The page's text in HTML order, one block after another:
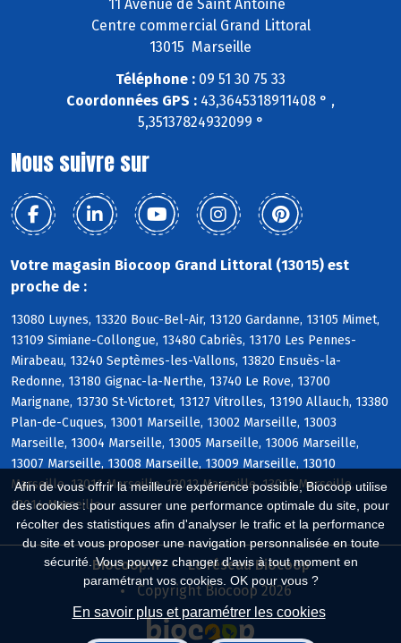
Afin de vous offrir la meilleure expérience possible, Biocoop utilise
des cookies : pour assurer une performance optimale du site, pour
récolter des statistiques afin d'analyser le trafic et la performance
du site et vous proposer une navigation personnalisée en toute
sécurité. Vous pouvez changer d'avis à tout moment en
paramétrant vos cookies. OK pour vous ?
En savoir plus et paramétrer les cookies
11 Avenue de Saint Antoine
Centre commercial Grand Littoral
13015 Marseille
Téléphone : 09 51 30 75 33
Coordonnées GPS : 43,3645318911408 ° ,
5,35137824932099 °
Nous suivre sur
Votre magasin Biocoop Grand Littoral (13015) est
proche de :
13080 Luynes, 13320 Bouc-Bel-Air, 13120 Gardanne, 13105 Mimet,
13109 Simiane-Collongue, 13480 Cabriès, 13170 Les Pennes-
Mirabeau, 13240 Septèmes-les-Vallons, 13820 Ensuès-la-
Redonne, 13180 Gignac-la-Nerthe, 13740 Le Rove, 13700
Marignane, 13730 St-Victoret, 13127 Vitrolles, 13190 Allauch, 13380
Plan-de-Cuques, 13001 Marseille, 13002 Marseille, 13003
Marseille, 13004 Marseille, 13005 Marseille, 13006 Marseille,
13007 Marseille, 13008 Marseille, 13009 Marseille, 13010
Marseille, 13011 Marseille, 13012 Marseille, 13013 Marseille,
13014 Marseille
Biocoop.fr
Le réseau Biocoop
Copyright Biocoop 2026